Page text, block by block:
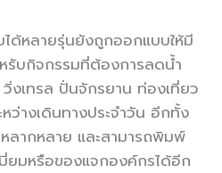
ด้หลายรุ่นยังถูกออกแบบให้มี
หรับกิจกรรมที่ต้องการลดน้ำ
งเทรล ปั่นจักรยาน ท่องเที่ยว
หว่างเดินทางประจำวัน อีกทั้ง
ากหลาย และสามารถพิมพ์
มี่ยมหรือของแจกองค์กรได้อีก